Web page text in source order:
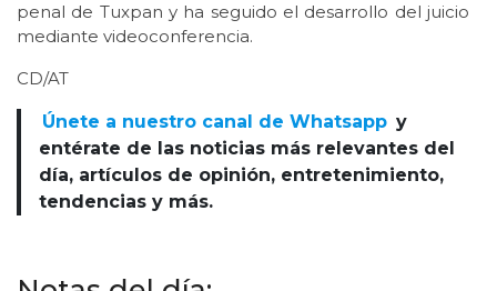
penal de Tuxpan y ha seguido el desarrollo del juicio
mediante videoconferencia.
CD/AT
Únete a nuestro canal de Whatsapp y
entérate de las noticias más relevantes del
día, artículos de opinión, entretenimiento,
tendencias y más.